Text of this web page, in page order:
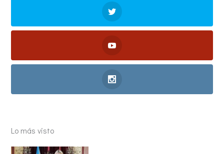
Lo más visto